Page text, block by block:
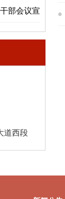
2学期学
部会议宣
道西段